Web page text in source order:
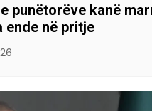
punëtorëve kanë
ende në pritje